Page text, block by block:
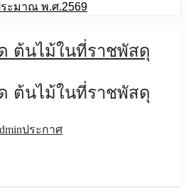
ะมาณ พ.ศ.2569
ต้นไม้ในที่ราชพัสดุ
ต้นไม้ในที่ราชพัสดุ
ประกาศ